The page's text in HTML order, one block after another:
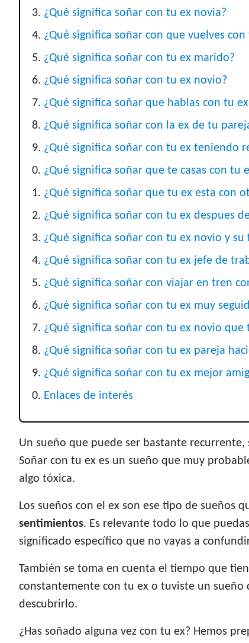
¿Qué significa soñar con tu ex novia?
¿Qué significa soñar con que vuelves con
¿Qué significa soñar con tu ex marido?
¿Qué significa soñar con tu ex novio?
¿Qué significa soñar que hablas con tu
¿Qué significa soñar con la ex de tu
¿Qué significa soñar con tu ex teniendo
¿Qué significa soñar que te casas con tu
¿Qué significa soñar que tu ex esta con
¿Qué significa soñar con tu ex despues
¿Qué significa soñar con tu ex novio y su
¿Qué significa soñar con tu ex jefe de
¿Qué significa soñar con viajar en tren
¿Qué significa soñar con tu ex muy
¿Qué significa soñar con tu ex novio que
¿Qué significa soñar con tu ex pareja
¿Qué significa soñar con tu ex mejor
Enlaces de interés
Un sueño que puede ser bastante
Soñar con tu ex es un sueño que muy
algo tóxica.
Los sueños con el ex son ese tipo de sueños
sentimientos. Es relevante todo lo que
significado específico que no vayas a
También se toma en cuenta el tiempo que
constantemente con tu ex o tuviste un
descubrirlo.
¿Has soñado alguna vez con tu ex? Hemos